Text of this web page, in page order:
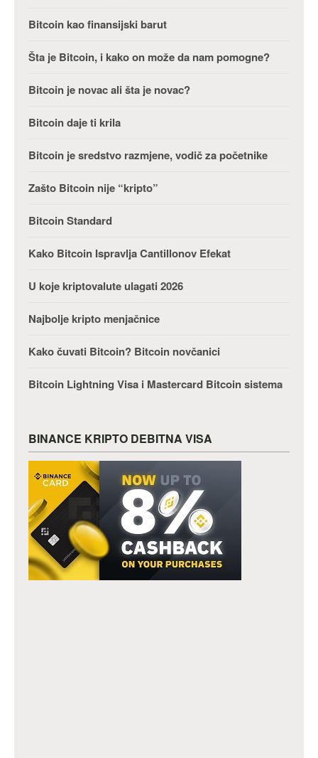
Bitcoin kao finansijski barut
Šta je Bitcoin, i kako on može da nam pomogne?
Bitcoin je novac ali šta je novac?
Bitcoin daje ti krila
Bitcoin je sredstvo razmjene, vodič za početnike
Zašto Bitcoin nije “kripto”
Bitcoin Standard
Kako Bitcoin Ispravlja Cantillonov Efekat
U koje kriptovalute ulagati 2026
Najbolje kripto menjačnice
Kako čuvati Bitcoin? Bitcoin novčanici
Bitcoin Lightning Visa i Mastercard Bitcoin sistema
BINANCE KRIPTO DEBITNA VISA